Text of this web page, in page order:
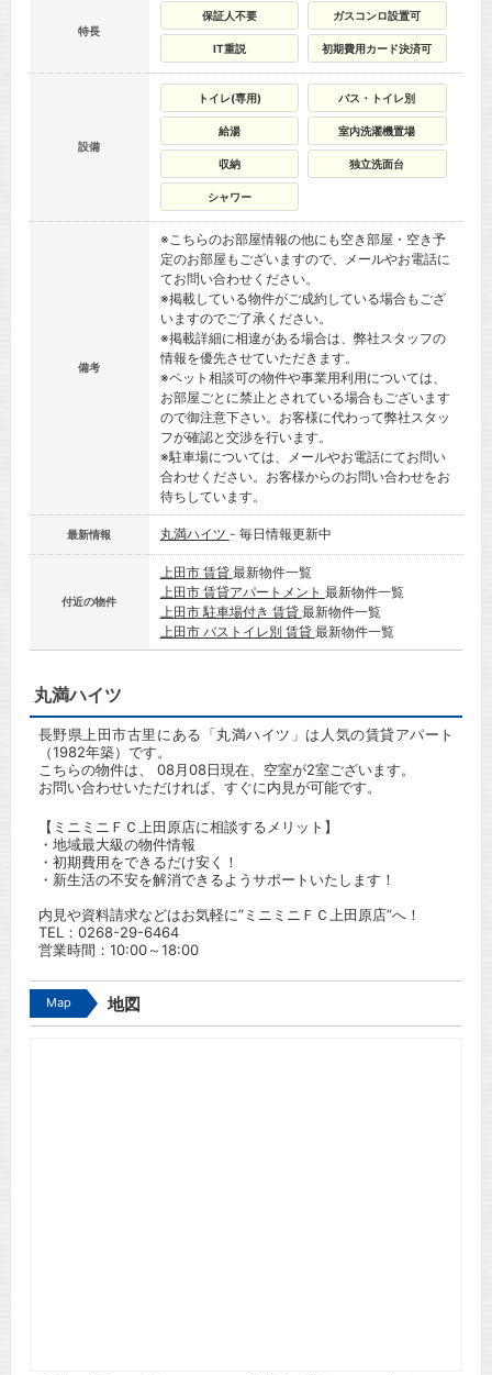
特長
保証人不要 ガスコンロ設置可
IT重説 初期費用カード決済可
設備
トイレ(専用) バス・トイレ別
給湯 室内洗濯機置場
収納 独立洗面台
シャワー
備考
※こちらのお部屋情報の他にも空き部屋・空き予
定のお部屋もございますので、メールやお電話に
てお問い合わせください。
※掲載している物件がご成約している場合もござ
いますのでご了承ください。
※掲載詳細に相違がある場合は、弊社スタッフの
情報を優先させていただきます。
※ペット相談可の物件や事業用利用については、
お部屋ごとに禁止とされている場合もございます
ので御注意下さい。お客様に代わって弊社スタッ
フが確認と交渉を行います。
※駐車場については、メールやお電話にてお問い
合わせください。お客様からのお問い合わせをお
待ちしています。
最新情報 丸満ハイツ - 毎日情報更新中
付近の物件
上田市 賃貸 最新物件一覧
上田市 賃貸アパートメント 最新物件一覧
上田市 駐車場付き 賃貸 最新物件一覧
上田市 バストイレ別 賃貸 最新物件一覧
丸満ハイツ
長野県上田市古里にある「丸満ハイツ」は人気の賃貸アパート
（1982年築）です。
こちらの物件は、 08月08日現在、空室が2室ございます。
お問い合わせいただければ、すぐに内見が可能です。
【ミニミニＦＣ上田原店に相談するメリット】
・地域最大級の物件情報
・初期費用をできるだけ安く！
・新生活の不安を解消できるようサポートいたします！
内見や資料請求などはお気軽に”ミニミニＦＣ上田原店”へ！
TEL： 0268-29-6464
営業時間：10:00～18:00
Map 地図